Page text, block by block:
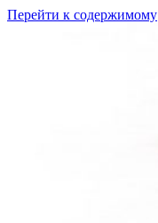
Перейти к содержимому